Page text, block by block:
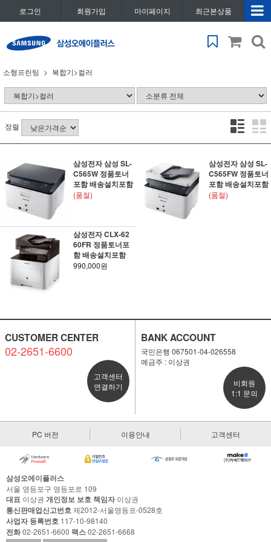
로그인 회원가입 마이페이지 최근본상품
소형프린팅 복합기>컬러
정렬
삼성전자 삼성 SL-
C565W 정품토너
포함 배송설치포함
(품절)
삼성전자 삼성 SL-
C565FW 정품토너
포함 배송설치포함
(품절)
삼성전자 CLX-62
60FR 정품토너포
함 배송설치포함
990,000원
CUSTOMER CENTER
02-2651-6600
고객센터
연결하기
BANK ACCOUNT
국민은행 067501-04-026558
예금주 : 이상권
비회원
1:1 문의
PC 버전 이용안내 고객센터
삼성오에이플러스
서울 영등포구 영등포로 109
대표 이상권 개인정보 보호 책임자이상권
통신판매업신고번호제2012-서울영등포-0528호
사업자 등록번호 117-10-98140
전화02-2651-6600 팩스02-2651-6668